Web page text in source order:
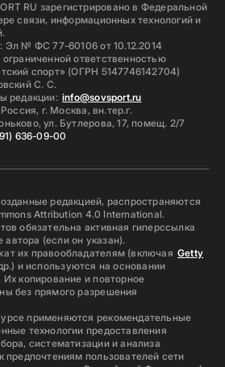
RU зарегистрировано в Федеральной
связи, информационных технологий и
Эл № ФС 77-60106 от 10.12.2014
ответственностью
спорт» (ОГРН 5147746142704)
С. С.
редакции: info@sovsport.ru
г. Москва, вн.тер.г.
ул. Бутлерова, 17, помещ. 2/7
636-09-00
редакцией, распространяются
Attribution 4.0 International.
обязательна активная гиперссылка
автора (если он указан).
их правообладателям (включая Getty
и используются на основании
копирование и повторное
без прямого разрешения
применяются рекомендательные
технологии предоставления
систематизации и анализа
предпочтениям пользователей сети